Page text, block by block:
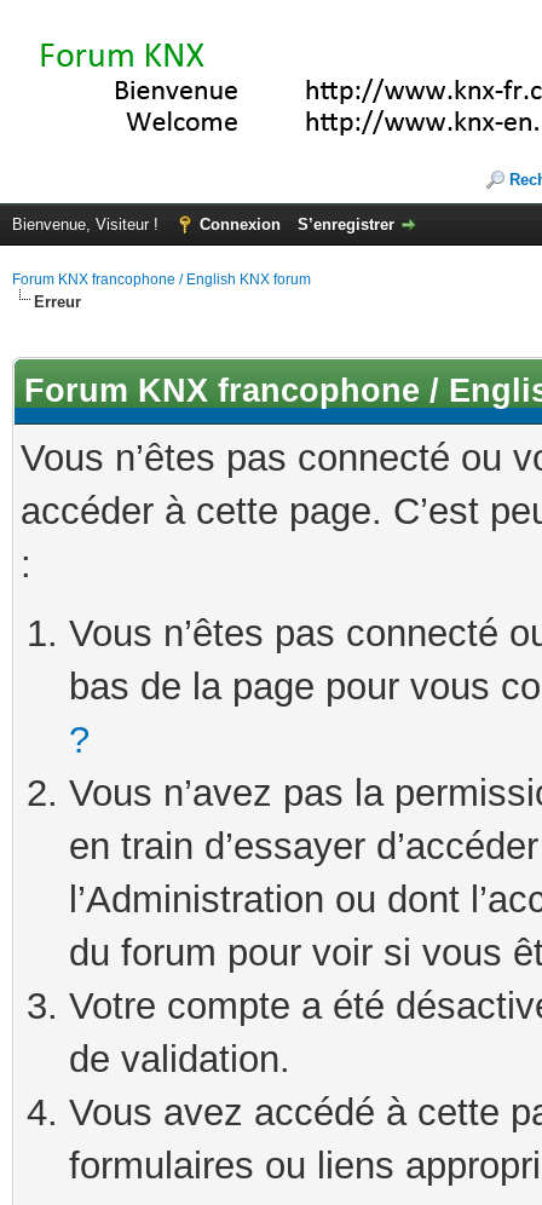
Bienvenue, Visiteur ! Connexion S’enregistrer
Forum KNX francophone / English KNX forum
Erreur
Forum KNX francophone /
Vous n’êtes pas connecté ou
accéder à cette page. C’est
:
Vous n’êtes pas connecté
bas de la page pour vous
?
Vous n’avez pas la
en train d’essayer
l’Administration ou dont
du forum pour voir si vous
Votre compte a été
de validation.
Vous avez accédé à cette
formulaires ou liens